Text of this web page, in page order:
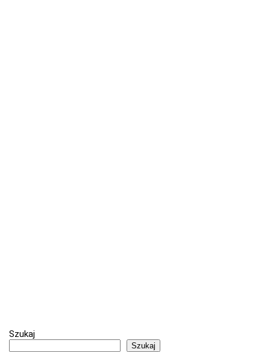
Szukaj
Szukaj